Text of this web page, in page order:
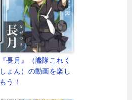
『長月』（艦隊これく
しょん）の動画を楽し
もう！